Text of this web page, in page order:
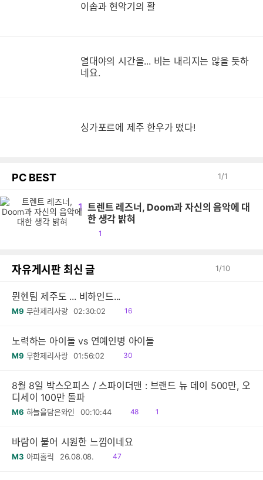
이솝과 현악기의 활
열대야의 시간을... 비는 내리지는 않을 듯하
네요.
싱가포르에 제주 한우가 떴다!
PC BEST 1/1
1 트렌트 레즈너, Doom과 자신의 음악에 대
한 생각 밝혀
공1
자유게시판 최신 글 1/10
뮌헨팀 제주도 ... 비하인드...
M9 무한제리사랑 02:30:02
읽
16
노력하는 아이돌 vs 연예인병 아이돌
M9 무한제리사랑 01:56:02
읽
30
8월 8일 박스오피스 / 스파이더맨 : 브랜드 뉴 데이 500만, 오
디세이 100만 돌파
M6 하늘을담은와인 00:10:44
읽
48
공1
바람이 불어 시원한 느낌이네요
M3 아피홀릭 26.08.08.
읽
47